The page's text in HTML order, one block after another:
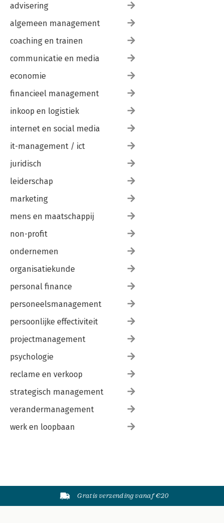
advisering
algemeen management
coaching en trainen
communicatie en media
economie
financieel management
inkoop en logistiek
internet en social media
it-management / ict
juridisch
leiderschap
marketing
mens en maatschappij
non-profit
ondernemen
organisatiekunde
personal finance
personeelsmanagement
persoonlijke effectiviteit
projectmanagement
psychologie
reclame en verkoop
strategisch management
verandermanagement
werk en loopbaan
Gratis verzending vanaf €20